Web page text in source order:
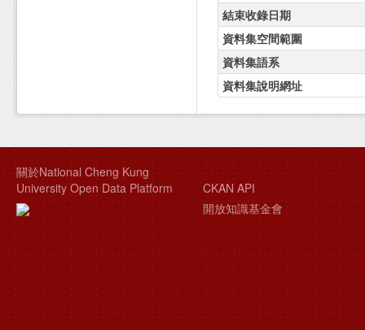
結束收錄日期
資料集空間範圍
資料集語系
資料集說明網址
關於National Cheng Kung
University Open Data Platform
CKAN API
開放知識基金會